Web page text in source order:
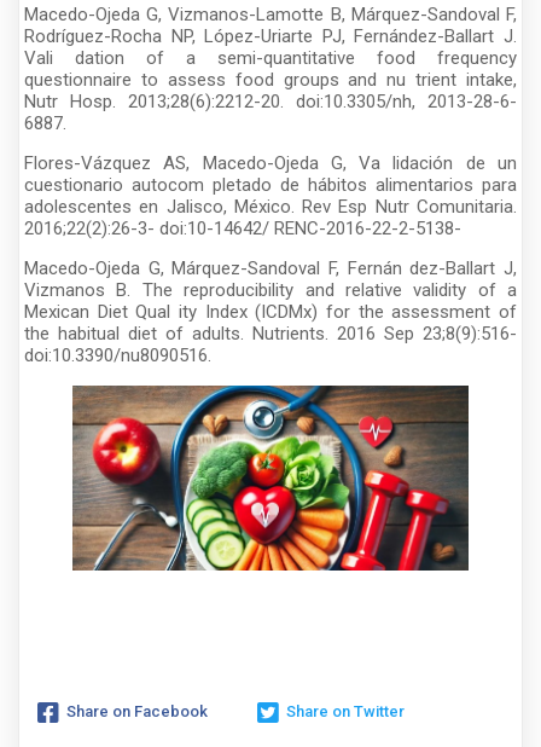
Macedo-Ojeda G, Vizmanos-Lamotte B, Márquez-Sandoval F,
Rodríguez-Rocha NP, López-Uriarte PJ, Fernández-Ballart J.
Vali dation of a semi-quantitative food frequency
questionnaire to assess food groups and nu trient intake,
Nutr Hosp. 2013;28(6):2212-20. doi:10.3305/nh, 2013-28-6-
6887.
Flores-Vázquez AS, Macedo-Ojeda G, Va lidación de un
cuestionario autocom pletado de hábitos alimentarios para
adolescentes en Jalisco, México. Rev Esp Nutr Comunitaria.
2016;22(2):26-3- doi:10-14642/ RENC-2016-22-2-5138-
Macedo-Ojeda G, Márquez-Sandoval F, Fernán dez-Ballart J,
Vizmanos B. The reproducibility and relative validity of a
Mexican Diet Qual ity Index (ICDMx) for the assessment of
the habitual diet of adults. Nutrients. 2016 Sep 23;8(9):516-
doi:10.3390/nu8090516.
Share on Facebook Share on Twitter